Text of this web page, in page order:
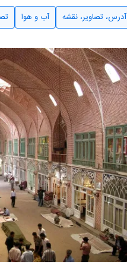
آدرس، تصاویر، نقشه آب و هوا